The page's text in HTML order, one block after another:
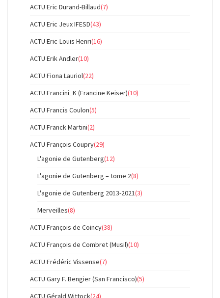
ACTU Eric Durand-Billaud(7)
ACTU Eric Jeux IFESD(43)
ACTU Eric-Louis Henri(16)
ACTU Erik Andler(10)
ACTU Fiona Lauriol(22)
ACTU Francini_K (Francine Keiser)(10)
ACTU Francis Coulon(5)
ACTU Franck Martini(2)
ACTU François Coupry(29)
L'agonie de Gutenberg(12)
L'agonie de Gutenberg – tome 2(8)
L'agonie de Gutenberg 2013-2021(3)
Merveilles(8)
ACTU François de Coincy(38)
ACTU François de Combret (Musil)(10)
ACTU Frédéric Vissense(7)
ACTU Gary F. Bengier (San Francisco)(5)